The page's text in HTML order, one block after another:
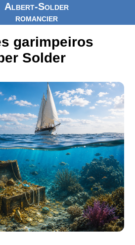
Albert-Solder
romancier
garimpeiros
Solder